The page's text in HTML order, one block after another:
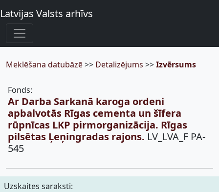
Latvijas Valsts arhīvs
Meklēšana datubāzē>> Detalizējums >>Izvērsums
Fonds:
Ar Darba Sarkanā karoga ordeni
apbalvotās Rīgas cementa un šīfera
rūpnīcas LKP pirmorganizācija. Rīgas
pilsētas Ļeņingradas rajons. LV_LVA_F PA-
545
Uzskaites saraksti: